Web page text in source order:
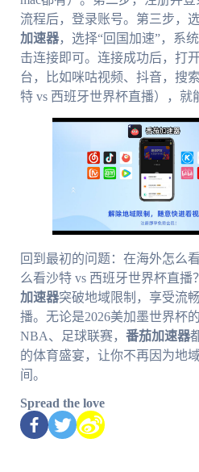
流程后，登录账号。第三步，
加速器，选择“回国加速”，系
击连接即可。连接成功后，打
台，比如咪咕视频、抖音，搜
特 vs 西班牙世界杯直播），就
回到最初的问题：在海外怎么
么看沙特 vs 西班牙世界杯直
加速器突破地域限制，享受流
播。无论是2026美加墨世界杯
NBA、足球联赛， 番茄加速器
的体育盛宴，让你不再因为地
间。
Spread the love